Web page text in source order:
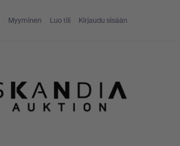
Myyminen Luo tili Kirjaudu sisään